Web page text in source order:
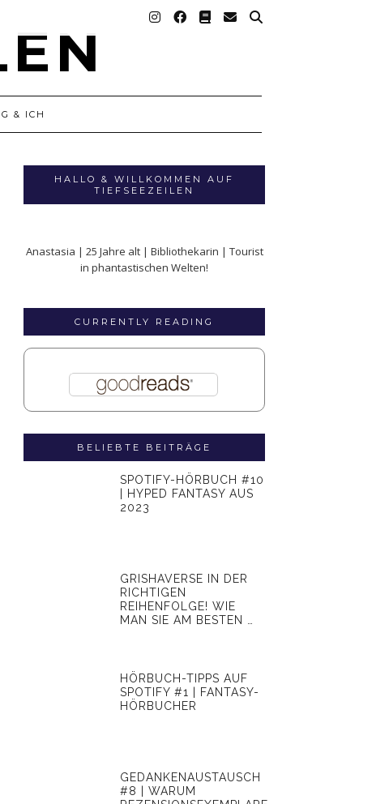
& ICH
HALLO & WILLKOMMEN AUF
TIEFSEEZEILEN
Anastasia | 25 Jahre alt | Bibliothekarin | Tourist
in phantastischen Welten!
CURRENTLY READING
BELIEBTE BEITRÄGE
SPOTIFY-HÖRBUCH #10
| HYPED FANTASY AUS
2023
GRISHAVERSE IN DER
RICHTIGEN
REIHENFOLGE! WIE
MAN SIE AM BESTEN …
HÖRBUCH-TIPPS AUF
SPOTIFY #1 | FANTASY-
HÖRBUCHER
GEDANKENAUSTAUSCH
#8 | WARUM